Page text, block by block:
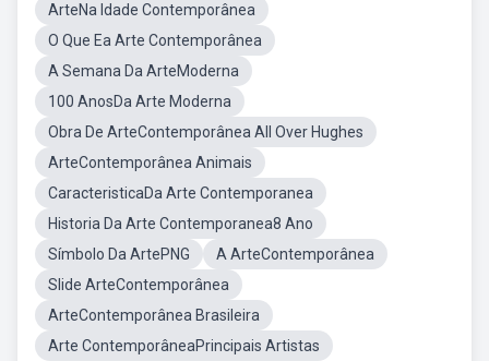
ArteNa Idade Contemporânea
O Que Ea Arte Contemporânea
A Semana Da ArteModerna
100 AnosDa Arte Moderna
Obra De ArteContemporânea All Over Hughes
ArteContemporânea Animais
CaracteristicaDa Arte Contemporanea
Historia Da Arte Contemporanea8 Ano
Símbolo Da ArtePNG
A ArteContemporânea
Slide ArteContemporânea
ArteContemporânea Brasileira
Arte ContemporâneaPrincipais Artistas